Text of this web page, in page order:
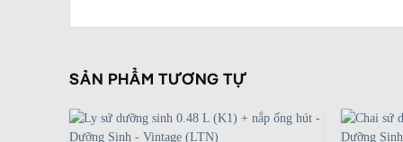
SẢN PHẨM TƯƠNG TỰ